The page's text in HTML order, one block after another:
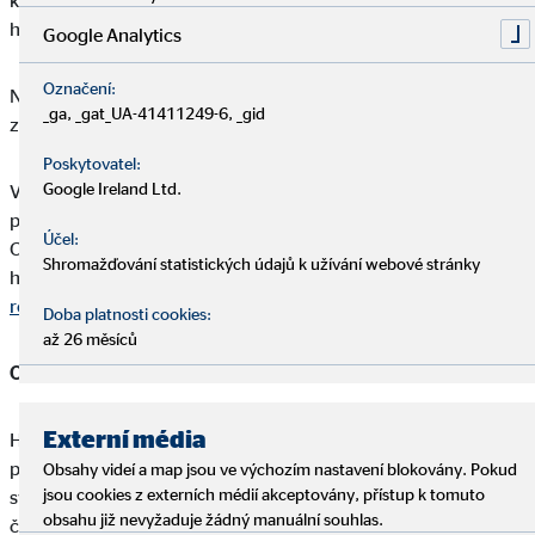
hospodářský rok 2027.
Na valné hromadě bylo zastoupeno celkem 96,99 procent
základního kapitálu.
Výsledky hlasování o jednotlivých bodech si můžete
prohlédnout na
Celý projev předsedy představenstva OVB Holding AG na valné
hromadě je rovněž k dispozici nahttps://www.ovb.eu/investor-
relations.html
O holdingu OVB
Holding OVB se sídlem v Kolíně nad Rýnem je jedním z
předních evropských poskytovatelů finančních služeb. Od
svého založení v roce 1970 se OVB při své obchodní
činnosti zaměřuje na dlouhodobé, široce koncipované, a
Google Analytics
Označení:
_ga, _gat_UA-41411249-6, _gid
Poskytovatel:
Google Ireland Ltd.
Účel:
Shromažďování statistických údajů k užívání webové stránky
Doba platnosti cookies:
až 26 měsíců
Externí média
Obsahy videí a map jsou ve výchozím nastavení blokovány. Pokud
jsou cookies z externích médií akceptovány, přístup k tomuto
obsahu již nevyžaduje žádný manuální souhlas.